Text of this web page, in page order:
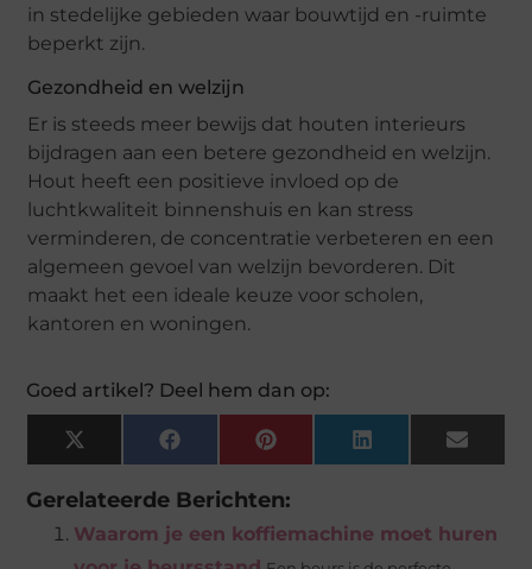
in stedelijke gebieden waar bouwtijd en -ruimte
beperkt zijn.
Gezondheid en welzijn
Er is steeds meer bewijs dat houten interieurs
bijdragen aan een betere gezondheid en welzijn.
Hout heeft een positieve invloed op de
luchtkwaliteit binnenshuis en kan stress
verminderen, de concentratie verbeteren en een
algemeen gevoel van welzijn bevorderen. Dit
maakt het een ideale keuze voor scholen,
kantoren en woningen.
Goed artikel? Deel hem dan op:
X
(Twitter)
Facebook Pinterest LinkedIn Email
Gerelateerde Berichten:
Waarom je een koffiemachine moet huren